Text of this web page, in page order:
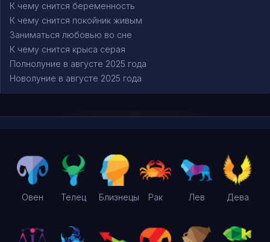
К чему снится беременность
К чему снится покойник живым
Заниматься любовью во сне
К чему снится крыса серая
Полнолуние в августе 2025 года
Новолуние в августе 2025 года
Овен Телец Близнецы Рак Лев Дева